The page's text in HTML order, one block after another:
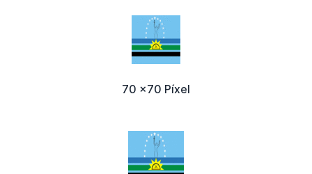
70 x70 Píxel